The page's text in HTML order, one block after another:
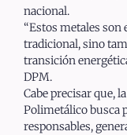
nacional.
“Estos metales son
tradicional, sino
transición
DPM.
Cabe precisar que,
Polimetálico busca
responsables,